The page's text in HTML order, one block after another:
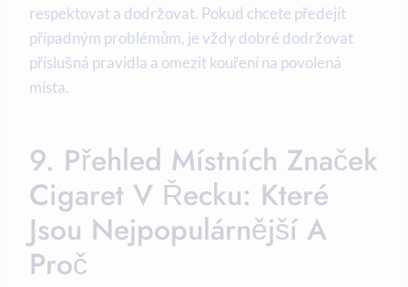
respektovat a dodržovat. Pokud chcete předejít
případným problémům, je vždy dobré dodržovat
příslušná pravidla a omezit kouření na povolená
místa.
9. Přehled Místních Značek
Cigaret V Řecku: Které
Jsou Nejpopulárnější A
Proč